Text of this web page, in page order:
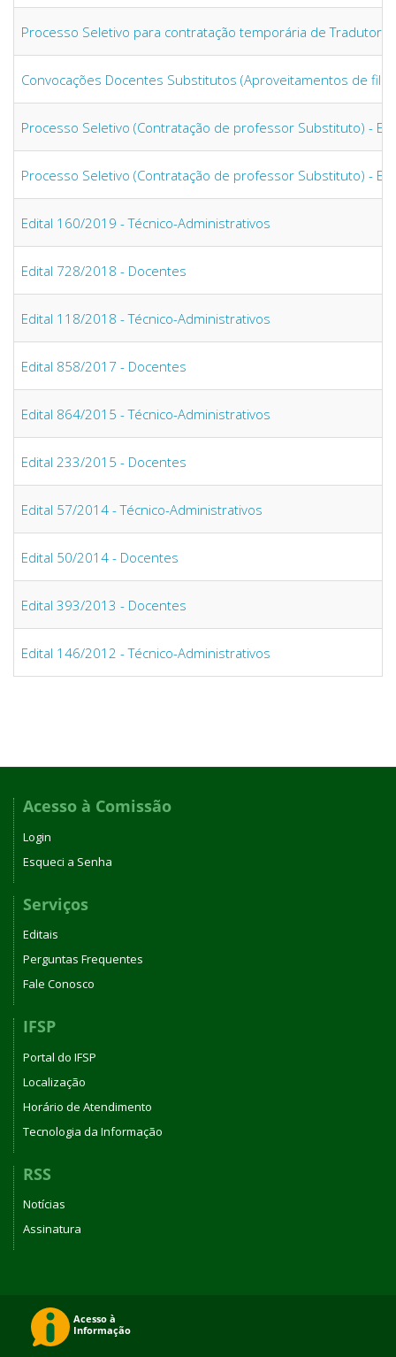
Processo Seletivo para contratação temporária de Tradutor
Convocações Docentes Substitutos (Aproveitamentos de
Processo Seletivo (Contratação de professor Substituto) -
Processo Seletivo (Contratação de professor Substituto) -
Edital 160/2019 - Técnico-Administrativos
Edital 728/2018 - Docentes
Edital 118/2018 - Técnico-Administrativos
Edital 858/2017 - Docentes
Edital 864/2015 - Técnico-Administrativos
Edital 233/2015 - Docentes
Edital 57/2014 - Técnico-Administrativos
Edital 50/2014 - Docentes
Edital 393/2013 - Docentes
Edital 146/2012 - Técnico-Administrativos
Acesso à Comissão
Login
Esqueci a Senha
Serviços
Editais
Perguntas Frequentes
Fale Conosco
IFSP
Portal do IFSP
Localização
Horário de Atendimento
Tecnologia da Informação
RSS
Notícias
Assinatura